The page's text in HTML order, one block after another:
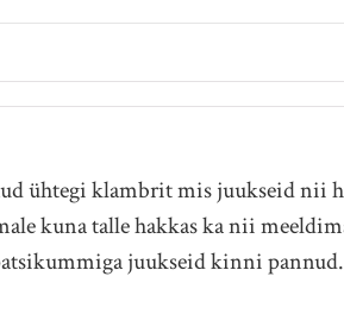
ühtegi klambrit mis juukseid nii
kuna talle hakkas ka nii
juukseid kinni